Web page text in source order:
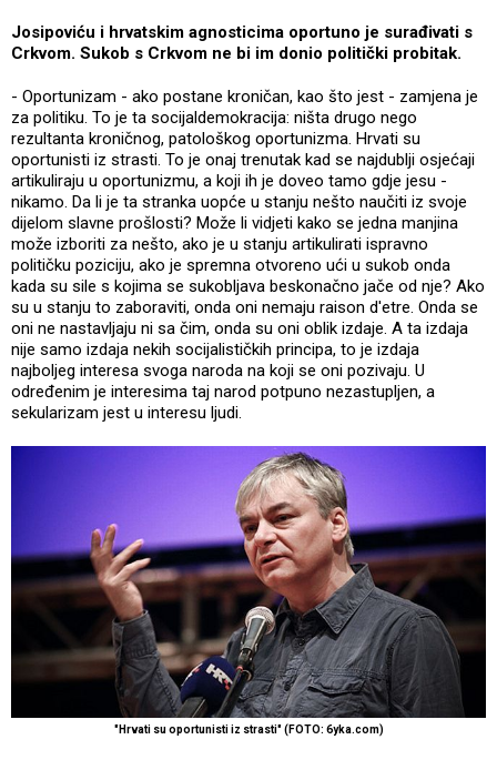
Josipoviću i hrvatskim agnosticima oportuno je surađivati s
Crkvom. Sukob s Crkvom ne bi im donio politički probitak.
- Oportunizam - ako postane kroničan, kao što jest - zamjena je
za politiku. To je ta socijaldemokracija: ništa drugo nego
rezultanta kroničnog, patološkog oportunizma. Hrvati su
oportunisti iz strasti. To je onaj trenutak kad se najdublji osjećaji
artikuliraju u oportunizmu, a koji ih je doveo tamo gdje jesu -
nikamo. Da li je ta stranka uopće u stanju nešto naučiti iz svoje
dijelom slavne prošlosti? Može li vidjeti kako se jedna manjina
može izboriti za nešto, ako je u stanju artikulirati ispravno
političku poziciju, ako je spremna otvoreno ući u sukob onda
kada su sile s kojima se sukobljava beskonačno jače od nje? Ako
su u stanju to zaboraviti, onda oni nemaju raison d'etre. Onda se
oni ne nastavljaju ni sa čim, onda su oni oblik izdaje. A ta izdaja
nije samo izdaja nekih socijalističkih principa, to je izdaja
najboljeg interesa svoga naroda na koji se oni pozivaju. U
određenim je interesima taj narod potpuno nezastupljen, a
sekularizam jest u interesu ljudi.
"Hrvati su oportunisti iz strasti" (FOTO: 6yka.com)